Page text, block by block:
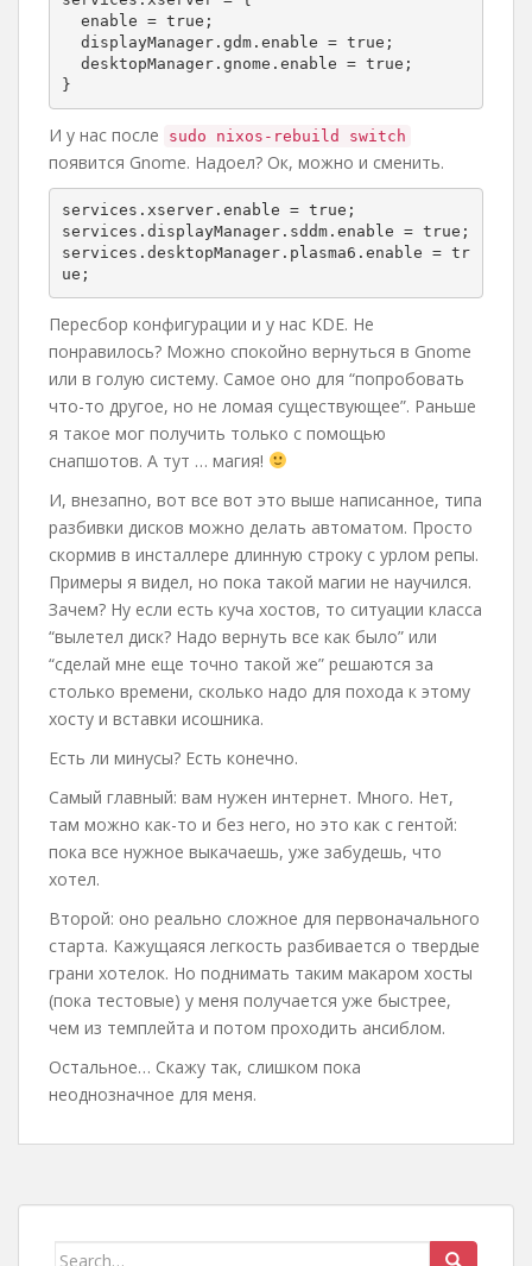
}
И у нас после sudo nixos-rebuild switch
появится Gnome. Надоел? Ок, можно и сменить.
services.xserver.enable = true;
services.displayManager.sddm.enable = true;
services.desktopManager.plasma6.enable = tr
ue;
Пересбор конфигурации и у нас KDE. Не
понравилось? Можно спокойно вернуться в Gnome
или в голую систему. Самое оно для “попробовать
что-то другое, но не ломая существующее”. Раньше
я такое мог получить только с помощью
снапшотов. А тут … магия!
И, внезапно, вот все вот это выше написанное, типа
разбивки дисков можно делать автоматом. Просто
скормив в инсталлере длинную строку с урлом репы.
Примеры я видел, но пока такой магии не научился.
Зачем? Ну если есть куча хостов, то ситуации класса
“вылетел диск? Надо вернуть все как было” или
“сделай мне еще точно такой же” решаются за
столько времени, сколько надо для похода к этому
хосту и вставки исошника.
Есть ли минусы? Есть конечно.
Самый главный: вам нужен интернет. Много. Нет,
там можно как-то и без него, но это как с гентой:
пока все нужное выкачаешь, уже забудешь, что
хотел.
Второй: оно реально сложное для первоначального
старта. Кажущаяся легкость разбивается о твердые
грани хотелок. Но поднимать таким макаром хосты
(пока тестовые) у меня получается уже быстрее,
чем из темплейта и потом проходить ансиблом.
Остальное… Скажу так, слишком пока
неоднозначное для меня.
Search